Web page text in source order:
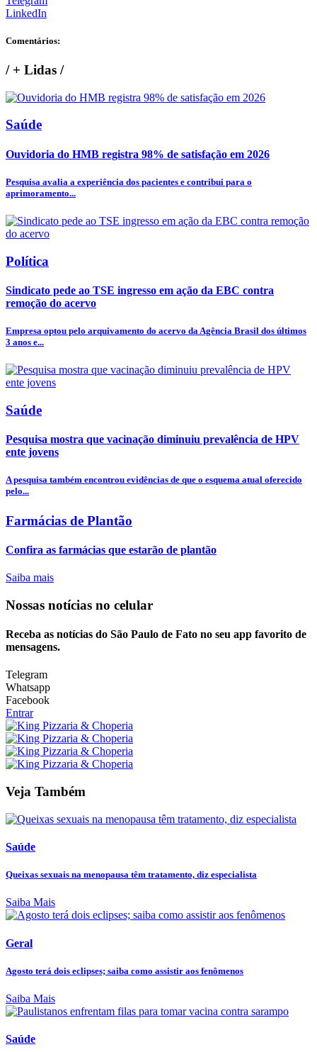
LinkedIn
Comentários:
/+ Lidas /
Saúde
Ouvidoria do HMB registra 98% de satisfação em 2026
Pesquisa avalia a experiência dos pacientes e contribui para o
aprimoramento...
Política
Sindicato pede ao TSE ingresso em ação da EBC contra
remoção do acervo
Empresa optou pelo arquivamento do acervo da Agência Brasil dos últimos
3 anos e...
Saúde
Pesquisa mostra que vacinação diminuiu prevalência de HPV
ente jovens
A pesquisa também encontrou evidências de que o esquema atual oferecido
pelo...
Farmácias de Plantão
Confira as farmácias que estarão de plantão
Saiba mais
Nossas notícias no celular
Receba as notícias do São Paulo de Fato no seu app favorito de
mensagens.
Telegram
Whatsapp
Facebook
Entrar
Veja Também
Saúde
Queixas sexuais na menopausa têm tratamento, diz especialista
Saiba Mais
Geral
Agosto terá dois eclipses; saiba como assistir aos fenômenos
Saiba Mais
Saúde